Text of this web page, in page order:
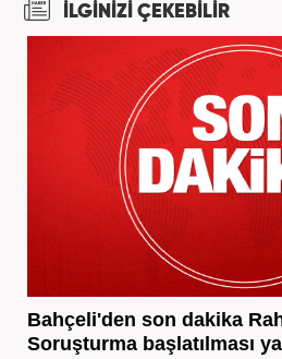
İLGİNİZİ ÇEKEBİLİR
Bahçeli'den son dakika
Soruşturma başlatılması